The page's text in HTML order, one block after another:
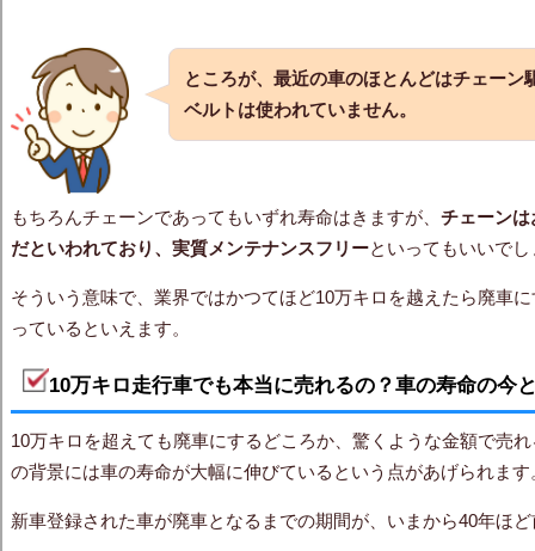
ところが、最近の車のほとんどはチェーン
ベルトは使われていません。
もちろんチェーンであってもいずれ寿命はきますが、 チェーンは
だといわれており、実質メンテナンスフリーといってもいいでし
そういう意味で、業界ではかつてほど10万キロを越えたら廃車
っているといえます。
10万キロ走行車でも本当に売れるの？車の寿命の今
10万キロを超えても廃車にするどころか、驚くような金額で売
の背景には車の寿命が大幅に伸びているという点があげられます
新車登録された車が廃車となるまでの期間が、いまから40年ほ